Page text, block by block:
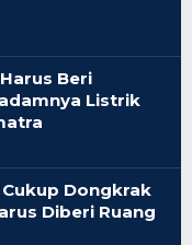
Beri
Listrik
Cukup Dongkrak
Diberi Ruang